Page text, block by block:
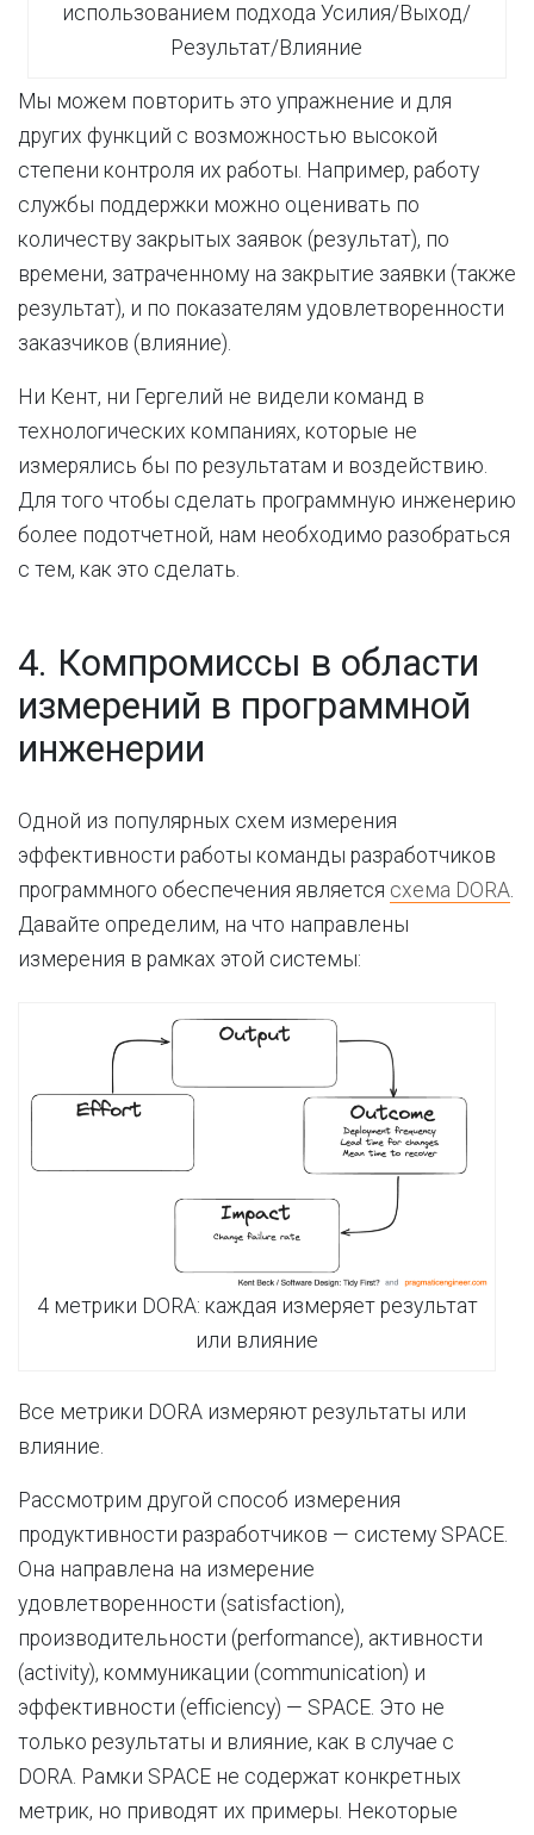
использованием подхода Усилия/Выход/
Результат/Влияние
Мы можем повторить это упражнение и для
других функций с возможностью высокой
степени контроля их работы. Например, работу
службы поддержки можно оценивать по
количеству закрытых заявок (результат), по
времени, затраченному на закрытие заявки (также
результат), и по показателям удовлетворенности
заказчиков (влияние).
Ни Кент, ни Гергелий не видели команд в
технологических компаниях, которые не
измерялись бы по результатам и воздействию.
Для того чтобы сделать программную инженерию
более подотчетной, нам необходимо разобраться
с тем, как это сделать.
4. Компромиссы в области
измерений в программной
инженерии
Одной из популярных схем измерения
эффективности работы команды разработчиков
программного обеспечения является схема DORA.
Давайте определим, на что направлены
измерения в рамках этой системы:
4 метрики DORA: каждая измеряет результат
или влияние
Все метрики DORA измеряют результаты или
влияние.
Рассмотрим другой способ измерения
продуктивности разработчиков — систему SPACE.
Она направлена на измерение
удовлетворенности (satisfaction),
производительности (performance), активности
(activity), коммуникации (communication) и
эффективности (efficiency) — SPACE. Это не
только результаты и влияние, как в случае с
DORA. Рамки SPACE не содержат конкретных
метрик, но приводят их примеры. Некоторые